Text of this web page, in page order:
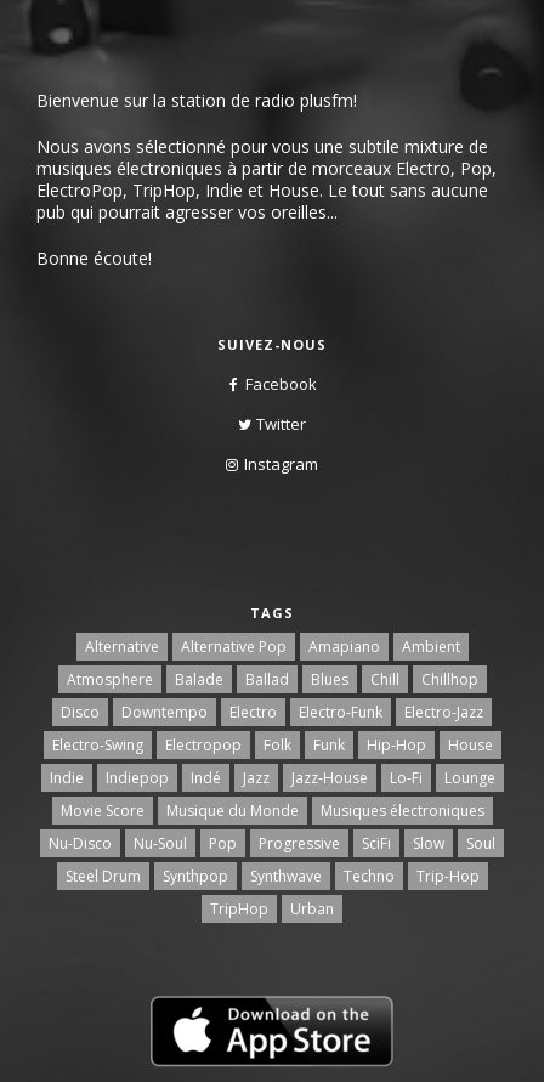
Bienvenue sur la station de radio plusfm!
Nous avons sélectionné pour vous une subtile mixture de
musiques électroniques à partir de morceaux Electro, Pop,
ElectroPop, TripHop, Indie et House. Le tout sans aucune
pub qui pourrait agresser vos oreilles...
Bonne écoute!
SUIVEZ-NOUS
Facebook
Twitter
Instagram
TAGS
Alternative Alternative Pop Amapiano
Ambient
Atmosphere
Balade Ballad Blues Chill
Chillhop
Disco
Downtempo Electro Electro-Funk
Electro-Jazz
Electro-Swing
Electropop Folk Funk Hip-Hop
House
Indie
Indiepop Indé Jazz Jazz-House Lo-Fi
Lounge
Movie Score
Musique du Monde
Musiques électroniques
Nu-Disco
Nu-Soul Pop Progressive SciFi Slow
Soul
Steel Drum
Synthpop Synthwave Techno
Trip-Hop
TripHop
Urban